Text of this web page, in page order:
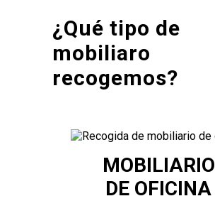
¿Qué tipo de
mobiliaro
recogemos?
MOBILIARIO
DE OFICINA